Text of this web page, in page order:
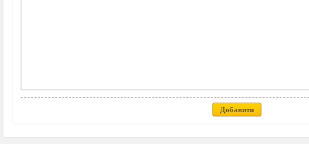
Добавити